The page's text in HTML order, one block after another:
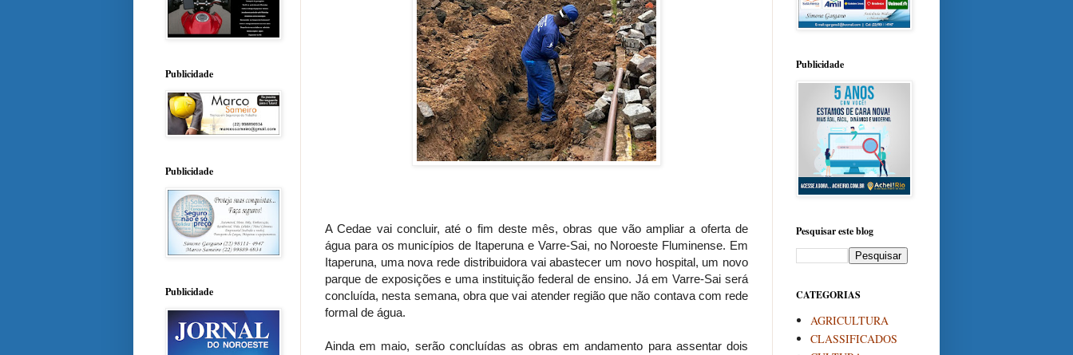
A Cedae vai concluir, até o fim deste mês, obras que vão ampliar a oferta de
água para os municípios de Itaperuna e Varre-Sai, no Noroeste Fluminense. Em
Itaperuna, uma nova rede distribuidora vai abastecer um novo hospital, um novo
parque de exposições e uma instituição federal de ensino. Já em Varre-Sai será
concluída, nesta semana, obra que vai atender região que não contava com rede
formal de água.
Ainda em maio, serão concluídas as obras em andamento para assentar dois
Publicidade
Publicidade
Publicidade
Publicidade
Pesquisar este blog
CATEGORIAS
AGRICULTURA
CLASSIFICADOS